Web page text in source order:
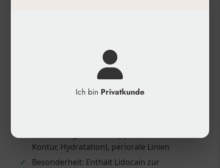
Produktkategorie: Dermal-Filler, Lippenfiller
Hersteller: Vivacy
Kontur, Hydratation), periorale Linien
✓
Besonderheit: Enthält Lidocain zur
Ich bin Privatkunde